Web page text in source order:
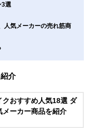
3選
人気メーカーの売れ筋商
介
クおすすめ人気18選 ダ
ーカー商品を紹介